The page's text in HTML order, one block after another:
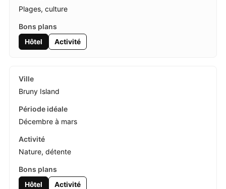
Plages, culture
Hôtel Activité
Bruny Island
Décembre à mars
Nature, détente
Hôtel Activité